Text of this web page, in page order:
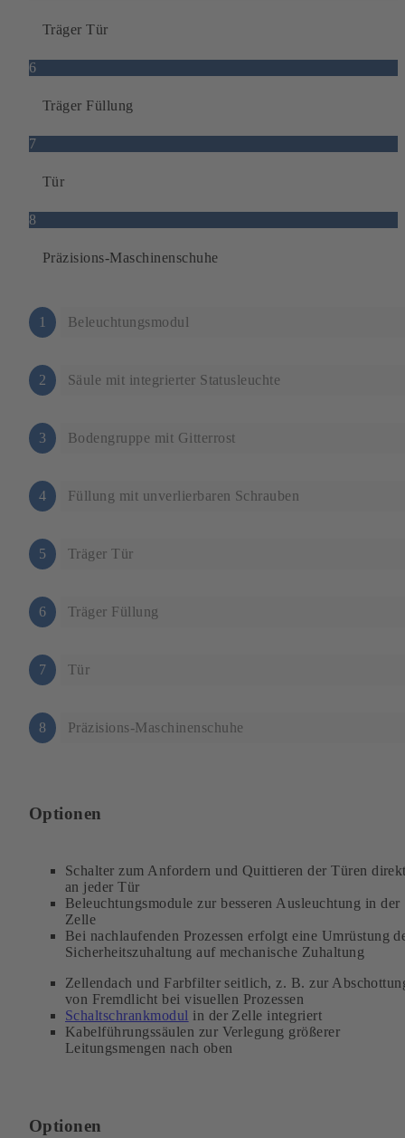
Träger Tür
6
Träger Füllung
7
Tür
8
Präzisions-Maschinenschuhe
1 Beleuchtungsmodul
2 Säule mit integrierter Statusleuchte
3 Bodengruppe mit Gitterrost
4 Füllung mit unverlierbaren Schrauben
5 Träger Tür
6 Träger Füllung
7 Tür
8 Präzisions-Maschinenschuhe
Optionen
Schalter zum Anfordern und Quittieren der Türen
an jeder Tür
Beleuchtungsmodule zur besseren Ausleuchtung in der
Zelle
Bei nachlaufenden Prozessen erfolgt eine Umrüstung
Sicherheitszuhaltung auf mechanische Zuhaltung
Zellendach und Farbfilter seitlich, z. B. zur
von Fremdlicht bei visuellen Prozessen
Schaltschrankmodul in der Zelle integriert
Kabelführungssäulen zur Verlegung größerer
Leitungsmengen nach oben
Optionen